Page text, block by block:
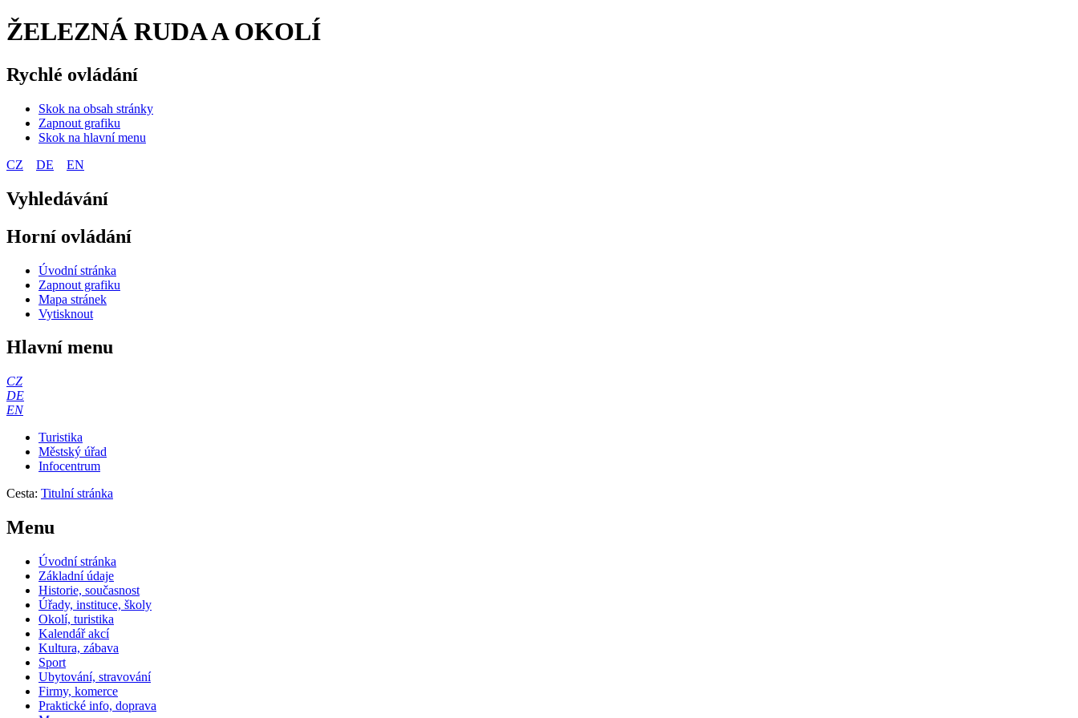
ŽELEZNÁ RUDA A OKOLÍ
Rychlé ovládání
Skok na obsah stránky
Zapnout grafiku
Skok na hlavní menu
CZ
DE EN
Vyhledávání
Horní ovládání
Úvodní stránka
Zapnout grafiku
Mapa stránek
Vytisknout
Hlavní menu
CZ
DE
EN
Turistika
Městský úřad
Infocentrum
Cesta: Titulní stránka
Menu
Úvodní stránka
Základní údaje
Historie, současnost
Úřady, instituce, školy
Okolí, turistika
Kalendář akcí
Kultura, zábava
Sport
Ubytování, stravování
Firmy, komerce
Praktické info, doprava